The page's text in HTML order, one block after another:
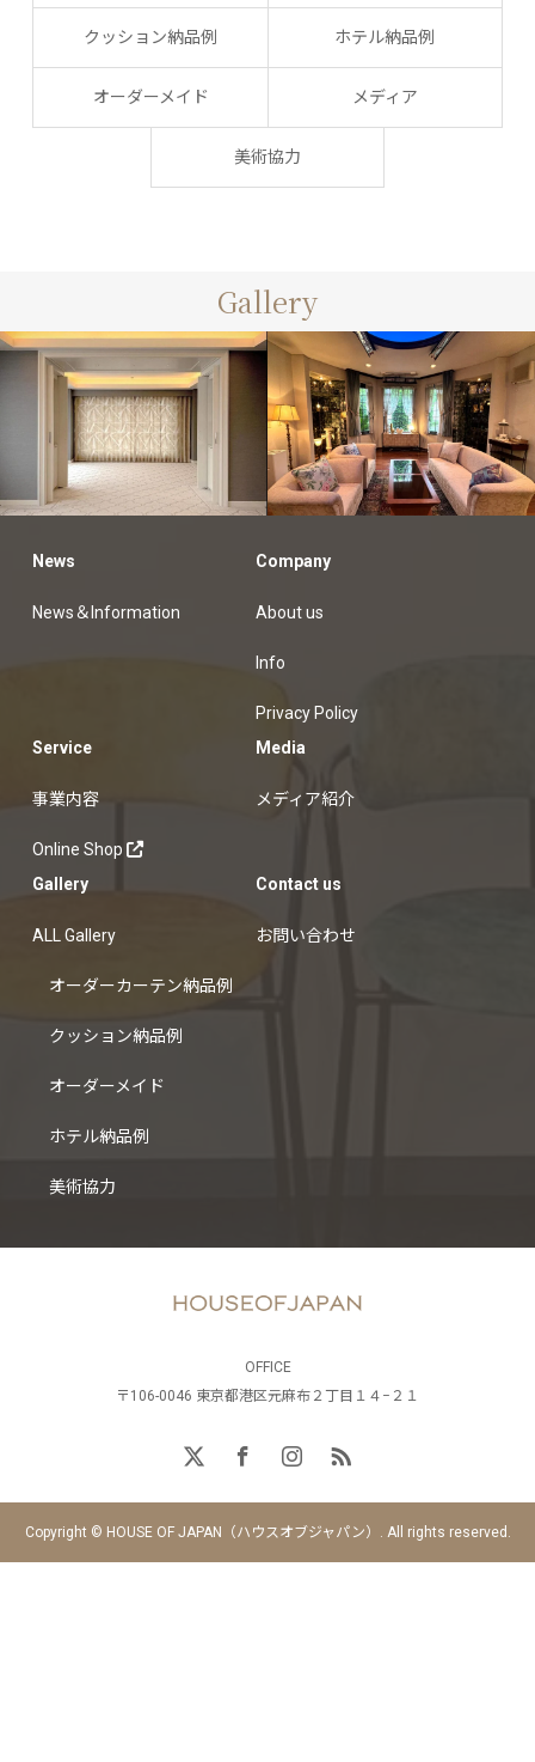
クッション納品例 ホテル納品例
オーダーメイド メディア
美術協力
Gallery
オーダーカーテン納品例
News
News＆Information
Company
About us
Info
Privacy Policy
Service
事業内容
Online Shop
Media
メディア紹介
Gallery
ALL Gallery
オーダーカーテン納品例
クッション納品例
オーダーメイド
ホテル納品例
美術協力
Contact us
お問い合わせ
OFFICE
〒106-0046 東京都港区元麻布２丁目１４−２１
Copyright © HOUSE OF JAPAN（ハウスオブジャパン）. All rights reserved.